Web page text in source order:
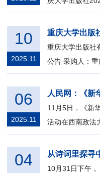
按规定已完成全
重庆大学出版社
公告 采购人：重庆大学出版社有限公司 时间：2025年
11月 根...
10
2025.11
人民网：《新
11月5日，《新
活动在西南政法
专家学者齐聚一
06
2025.11
10月31日下午
04